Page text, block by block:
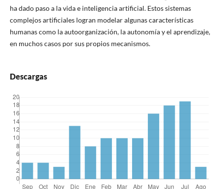
ha dado paso a la vida e inteligencia artificial. Estos sistemas
complejos artificiales logran modelar algunas características
humanas como la autoorganización, la autonomía y el aprendizaje,
en muchos casos por sus propios mecanismos.
Descargas